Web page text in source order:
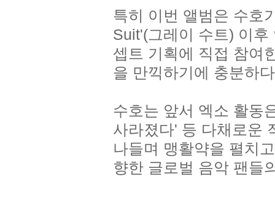
특히 이번 앨범은 수호
Suit'(그레이 수트) 이
셉트 기획에 직접 참여
을 만끽하기에 충분하
수호는 앞서 엑소 활동
사라졌다' 등 다채로운
나들며 맹활약을 펼치
향한 글로벌 음악 팬들